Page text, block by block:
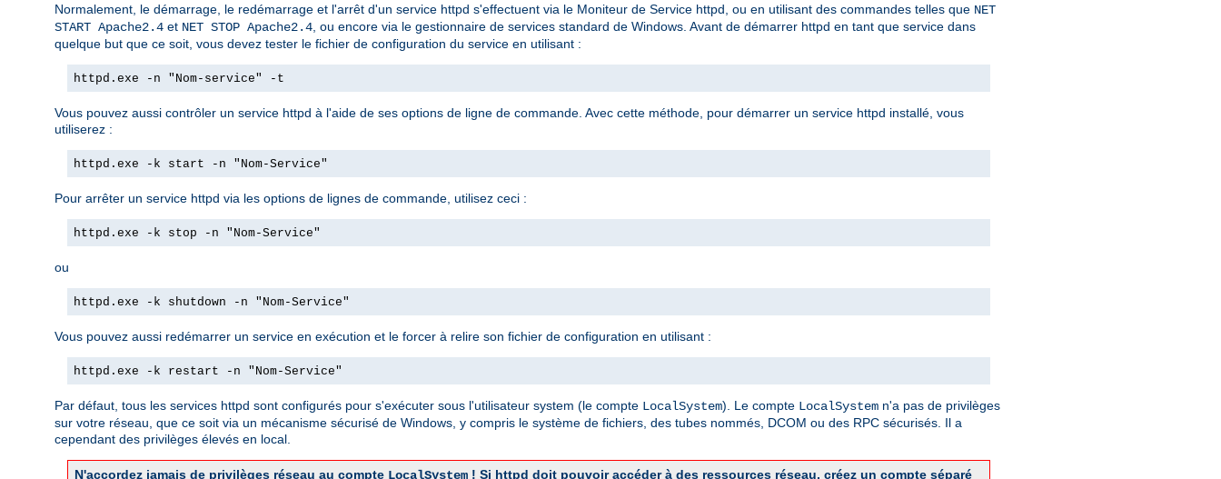
Normalement, le démarrage, le redémarrage et l'arrêt d'un service httpd s'effectuent via le Moniteur de Service httpd, ou en utilisant des commandes telles que NET
START Apache2.4 et NET STOP Apache2.4 , ou encore via le gestionnaire de services standard de Windows. Avant de démarrer httpd en tant que service dans
quelque but que ce soit, vous devez tester le fichier de configuration du service en utilisant :
httpd.exe -n "Nom-service" -t
Vous pouvez aussi contrôler un service httpd à l'aide de ses options de ligne de commande. Avec cette méthode, pour démarrer un service httpd installé, vous
utiliserez :
httpd.exe -k start -n "Nom-Service"
Pour arrêter un service httpd via les options de lignes de commande, utilisez ceci :
httpd.exe -k stop -n "Nom-Service"
ou
httpd.exe -k shutdown -n "Nom-Service"
Vous pouvez aussi redémarrer un service en exécution et le forcer à relire son fichier de configuration en utilisant :
httpd.exe -k restart -n "Nom-Service"
Par défaut, tous les services httpd sont configurés pour s'exécuter sous l'utilisateur system (le compte LocalSystem). Le compte LocalSystem n'a pas de privilèges
sur votre réseau, que ce soit via un mécanisme sécurisé de Windows, y compris le système de fichiers, des tubes nommés, DCOM ou des RPC sécurisés. Il a
cependant des privilèges élevés en local.
N'accordez jamais de privilèges réseau au compte LocalSystem ! Si httpd doit pouvoir accéder à des ressources réseau, créez un compte séparé